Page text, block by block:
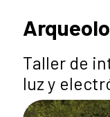
Taller de
luz y